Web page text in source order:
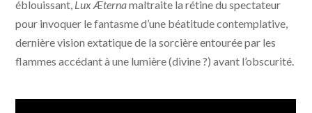
éblouissant, Lux Æternamaltraite la rétine du spectateur
pour invoquer le fantasme d’une béatitude contemplative,
dernière vision extatique de la sorcière entourée par les
flammes accédant à une lumière (divine ?) avant l’obscurité.